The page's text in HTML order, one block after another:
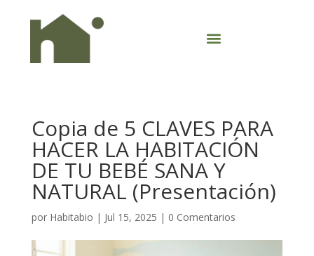
Copia de 5 CLAVES PARA
HACER LA HABITACIÓN
DE TU BEBÉ SANA Y
NATURAL (Presentación)
por Habitabio | Jul 15, 2025 | 0 Comentarios